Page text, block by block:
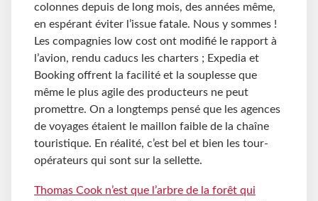
colonnes depuis de long mois, des années même,
en espérant éviter l’issue fatale. Nous y sommes !
Les compagnies low cost ont modifié le rapport à
l’avion, rendu caducs les charters ; Expedia et
Booking offrent la facilité et la souplesse que
même le plus agile des producteurs ne peut
promettre. On a longtemps pensé que les agences
de voyages étaient le maillon faible de la chaîne
touristique. En réalité, c’est bel et bien les tour-
opérateurs qui sont sur la sellette.
Thomas Cook n’est que l’arbre de la forêt qui